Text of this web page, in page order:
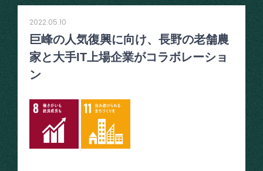
2022.05.10
巨峰の人気復興に向け、長野の老舗農
家と大手IT上場企業がコラボレーショ
ン